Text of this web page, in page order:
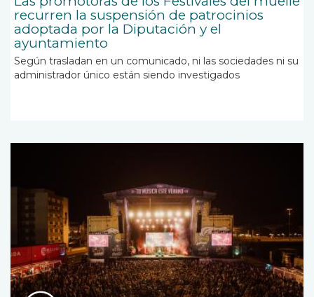
recurren la suspensión de patrocinios
adoptada por la Diputación y el
ayuntamiento
Según trasladan en un comunicado, ni las sociedades ni su
administrador único están siendo investigados